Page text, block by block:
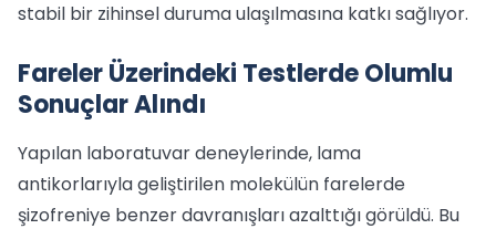
stabil bir zihinsel duruma ulaşılmasına katkı sağlıyor.
Fareler Üzerindeki Testlerde Olumlu
Sonuçlar Alındı
Yapılan laboratuvar deneylerinde, lama
antikorlarıyla geliştirilen molekülün farelerde
şizofreniye benzer davranışları azalttığı görüldü. Bu